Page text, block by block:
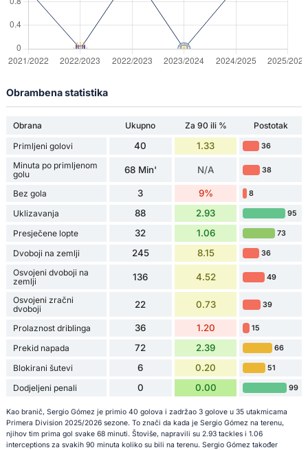
Obrambena statistika
Obrana Ukupno Za 90 ili %
Postotak
Primljeni golovi
40 1.33 36
Minuta po primljenom
golu
68 Min' N/A 38
Bez gola 3 9% 8
Uklizavanja 88 2.93 95
Presječene lopte 32 1.06 73
Dvoboji na zemlji 245 8.15 36
Osvojeni dvoboji na
zemlji
136 4.52 49
Osvojeni zračni
dvoboji
22 0.73 39
Prolaznost driblinga 36 1.20 15
Prekid napada 72 2.39 66
Blokirani šutevi 6 0.20 51
Dodjeljeni penali 0 0.00 99
Kao branič, Sergio Gómez je primio 40 golova i zadržao 3 golove u 35 utakmicama
Primera Division 2025/2026 sezone. To znači da kada je Sergio Gómez na terenu,
njihov tim prima gol svake 68 minuti. Štoviše, napravili su 2.93 tackles i 1.06
interceptions za svakih 90 minuta koliko su bili na terenu. Sergio Gómez također